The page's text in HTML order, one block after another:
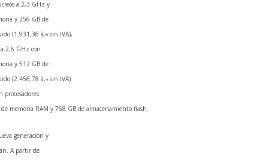
a 2,3 GHz y
y 256 GB de
(1.931,36 â‚¬ sin IVA),
2,6 GHz con
y 512 GB de
(2.456,78 â‚¬ sin IVA).
procesadores
memoria RAM y 768 GB de almacenamiento flash.
generación y
A partir de